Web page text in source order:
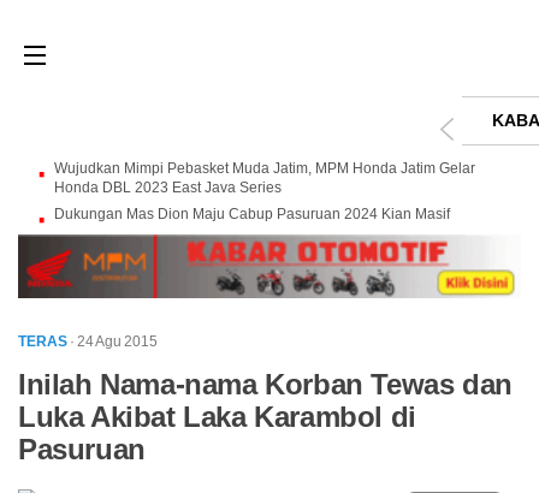
Wujudkan Mimpi Pebasket Muda Jatim, MPM Honda Jatim Gelar
Honda DBL 2023 East Java Series
Dukungan Mas Dion Maju Cabup Pasuruan 2024 Kian Masif
TERAS · 24 Agu 2015
Inilah Nama-nama Korban Tewas dan
Luka Akibat Laka Karambol di
Pasuruan